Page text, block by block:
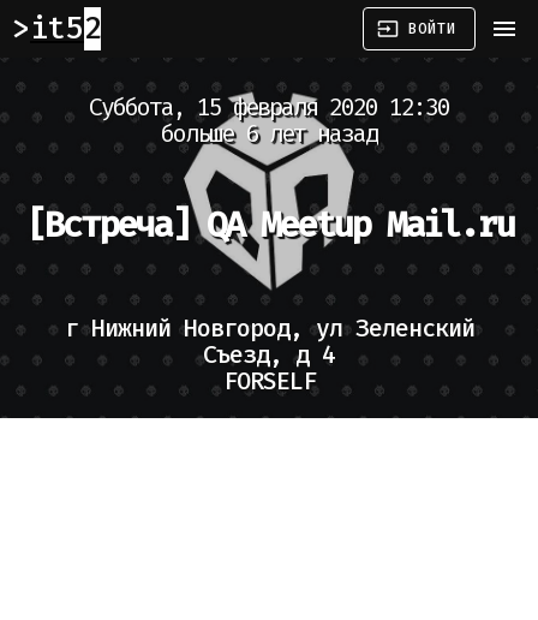
it52 input ВОЙТИ menu
Суббота, 15 февраля 2020 12:30
больше 6 лет назад
[Встреча] QA Meetup Mail.ru
г Нижний Новгород, ул Зеленский
Съезд, д 4
FORSELF